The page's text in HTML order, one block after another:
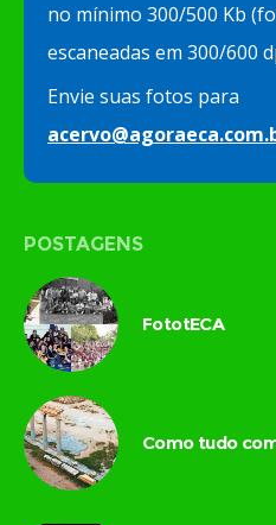
no mínimo 300/500 Kb
escaneadas em 300/600
Envie suas fotos para
POSTAGENS
FototECA
Como tudo